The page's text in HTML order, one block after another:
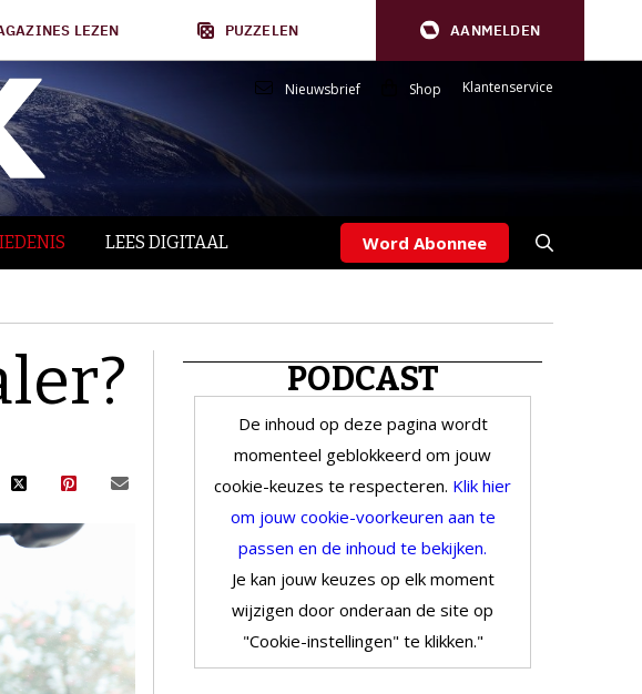
LEZEN PUZZELEN AANMELDEN
Nieuwsbrief Shop Klantenservice
LEES DIGITAAL Word Abonnee
PODCAST
De inhoud op deze pagina wordt
momenteel geblokkeerd om jouw
cookie-keuzes te respecteren. Klik hier
om jouw cookie-voorkeuren aan te
passen en de inhoud te bekijken.
Je kan jouw keuzes op elk moment
wijzigen door onderaan de site op
"Cookie-instellingen" te klikken."